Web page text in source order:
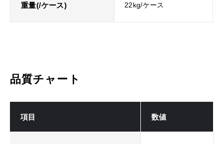
重量(/ケース) 22kg/ケース
品質チャート
項目 数値